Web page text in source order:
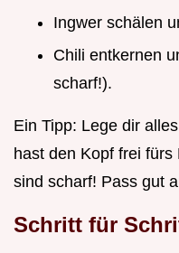
Ingwer schälen
Chili entkernen
scharf!).
Ein Tipp: Lege dir
hast den Kopf frei
sind scharf! Pass gut
Schritt für